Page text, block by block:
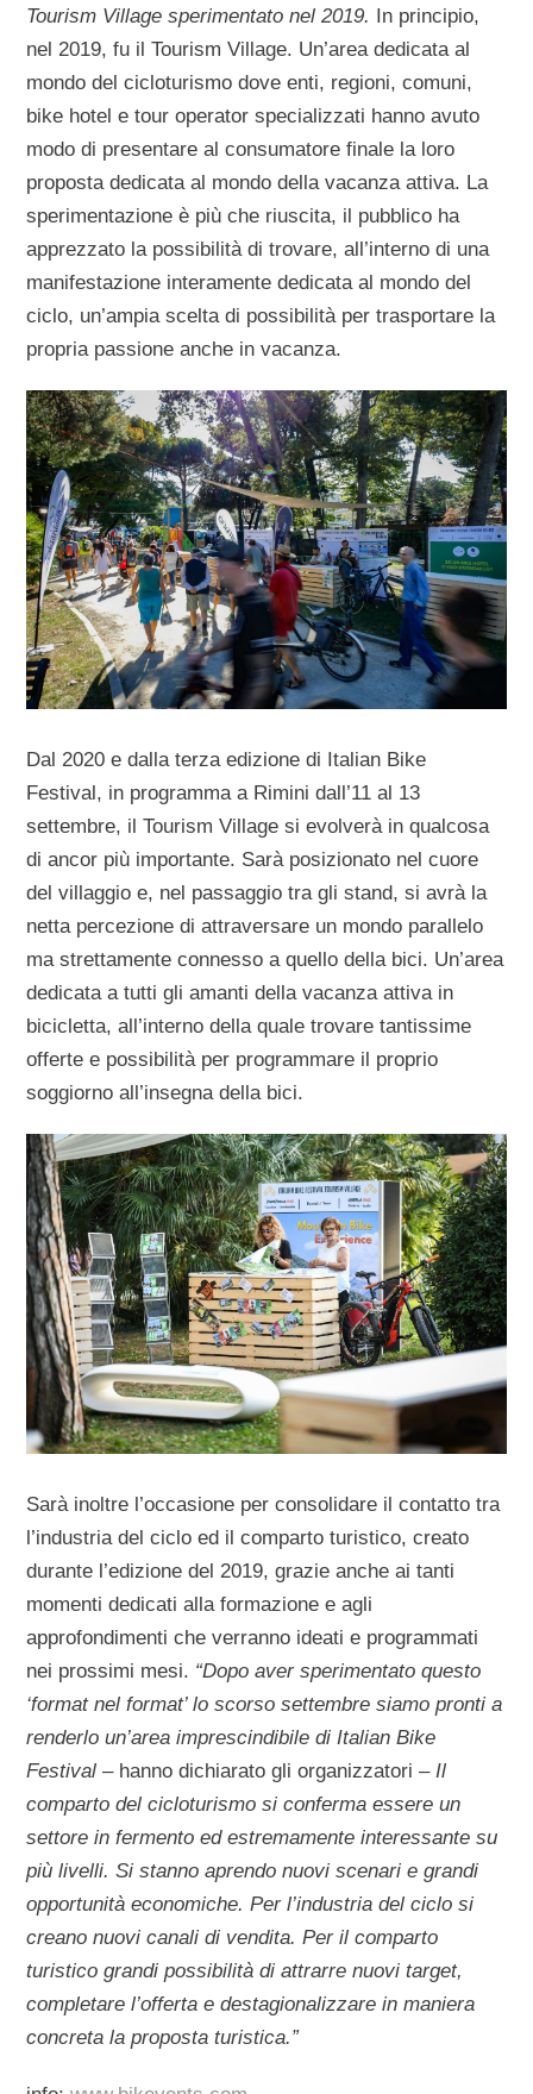
Tourism Village sperimentato nel 2019. In principio,
nel 2019, fu il Tourism Village. Un’area dedicata al
mondo del cicloturismo dove enti, regioni, comuni,
bike hotel e tour operator specializzati hanno avuto
modo di presentare al consumatore finale la loro
proposta dedicata al mondo della vacanza attiva. La
sperimentazione è più che riuscita, il pubblico ha
apprezzato la possibilità di trovare, all’interno di una
manifestazione interamente dedicata al mondo del
ciclo, un’ampia scelta di possibilità per trasportare la
propria passione anche in vacanza.
Dal 2020 e dalla terza edizione di Italian Bike
Festival, in programma a Rimini dall’11 al 13
settembre, il Tourism Village si evolverà in qualcosa
di ancor più importante. Sarà posizionato nel cuore
del villaggio e, nel passaggio tra gli stand, si avrà la
netta percezione di attraversare un mondo parallelo
ma strettamente connesso a quello della bici. Un’area
dedicata a tutti gli amanti della vacanza attiva in
bicicletta, all’interno della quale trovare tantissime
offerte e possibilità per programmare il proprio
soggiorno all’insegna della bici.
Sarà inoltre l’occasione per consolidare il contatto tra
l’industria del ciclo ed il comparto turistico, creato
durante l’edizione del 2019, grazie anche ai tanti
momenti dedicati alla formazione e agli
approfondimenti che verranno ideati e programmati
nei prossimi mesi. “Dopo aver sperimentato questo
‘format nel format’ lo scorso settembre siamo pronti a
renderlo un’area imprescindibile di Italian Bike
Festival – hanno dichiarato gli organizzatori –Il
comparto del cicloturismo si conferma essere un
settore in fermento ed estremamente interessante su
più livelli. Si stanno aprendo nuovi scenari e grandi
opportunità economiche. Per l’industria del ciclo si
creano nuovi canali di vendita. Per il comparto
turistico grandi possibilità di attrarre nuovi target,
completare l’offerta e destagionalizzare in maniera
concreta la proposta turistica.”